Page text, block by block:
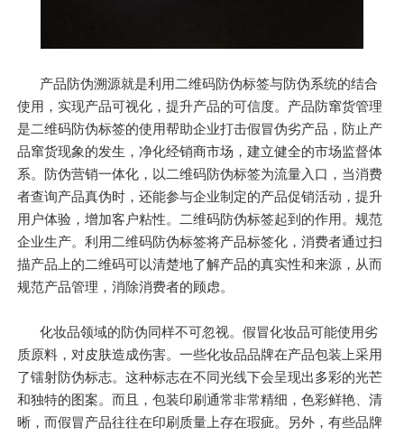
产品防伪溯源就是利用二维码防伪标签与防伪系统的结合
使用，实现产品可视化，提升产品的可信度。产品防窜货管理
是二维码防伪标签的使用帮助企业打击假冒伪劣产品，防止产
品窜货现象的发生，净化经销商市场，建立健全的市场监督体
系。防伪营销一体化，以二维码防伪标签为流量入口，当消费
者查询产品真伪时，还能参与企业制定的产品促销活动，提升
用户体验，增加客户粘性。二维码防伪标签起到的作用。规范
企业生产。利用二维码防伪标签将产品标签化，消费者通过扫
描产品上的二维码可以清楚地了解产品的真实性和来源，从而
规范产品管理，消除消费者的顾虑。
化妆品领域的防伪同样不可忽视。假冒化妆品可能使用劣
质原料，对皮肤造成伤害。一些化妆品品牌在产品包装上采用
了镭射防伪标志。这种标志在不同光线下会呈现出多彩的光芒
和独特的图案。而且，包装印刷通常非常精细，色彩鲜艳、清
晰，而假冒产品往往在印刷质量上存在瑕疵。另外，有些品牌